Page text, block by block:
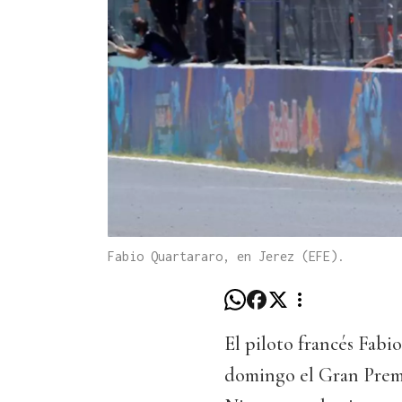
Fabio Quartararo, en Jerez (EFE).
El piloto francés
domingo el Gran